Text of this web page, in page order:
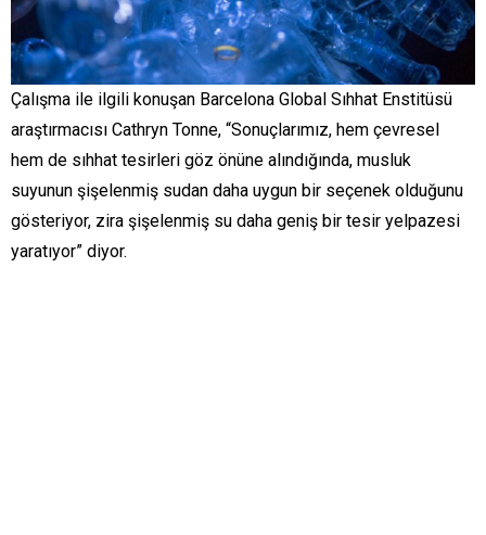
Çalışma ile ilgili konuşan Barcelona Global Sıhhat Enstitüsü
araştırmacısı Cathryn Tonne, “Sonuçlarımız, hem çevresel
hem de sıhhat tesirleri göz önüne alındığında, musluk
suyunun şişelenmiş sudan daha uygun bir seçenek olduğunu
gösteriyor, zira şişelenmiş su daha geniş bir tesir yelpazesi
yaratıyor” diyor.